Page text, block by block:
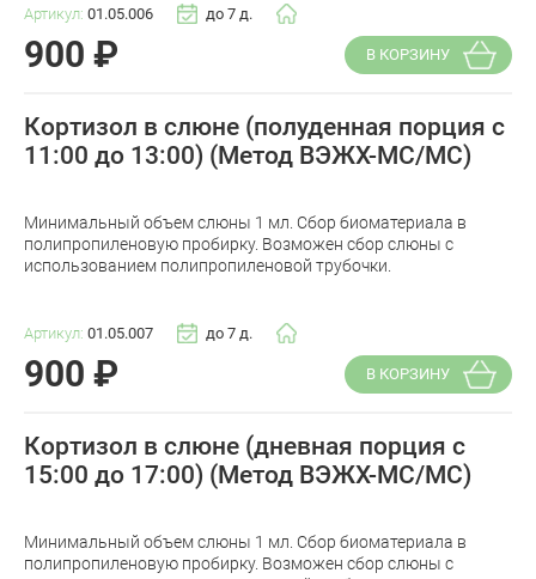
Артикул: 01.05.006 до 7 д.
900 ₽ В КОРЗИНУ
Кортизол в слюне (полуденная порция с
11:00 до 13:00) (Метод ВЭЖХ-МС/МС)
Минимальный объем слюны 1 мл. Сбор биоматериала в
полипропиленовую пробирку. Возможен сбор слюны с
использованием полипропиленовой трубочки.
Артикул: 01.05.007 до 7 д.
900 ₽ В КОРЗИНУ
Кортизол в слюне (дневная порция с
15:00 до 17:00) (Метод ВЭЖХ-МС/МС)
Минимальный объем слюны 1 мл. Сбор биоматериала в
полипропиленовую пробирку. Возможен сбор слюны с